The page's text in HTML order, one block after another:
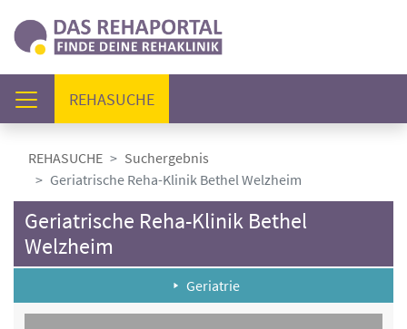
REHASUCHE(AKTUELL)
REHASUCHE
Suchergebnis
Geriatrische Reha-Klinik Bethel Welzheim
Geriatrische Reha-Klinik Bethel
Welzheim
Geriatrie